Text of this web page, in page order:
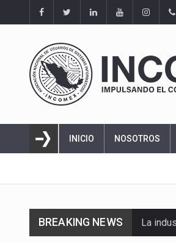
INICIO NOSOTROS
BREAKING NEWS La